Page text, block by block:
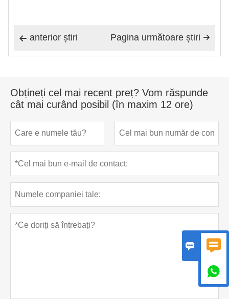
 anterior știri 
Pagina următoare știri
Obțineți cel mai recent preț? Vom răspunde
cât mai curând posibil (în maxim 12 ore)
 
